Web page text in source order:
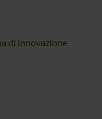
di innovazione